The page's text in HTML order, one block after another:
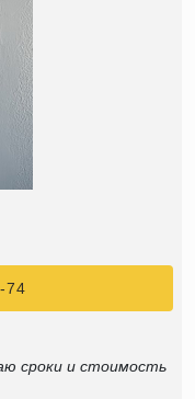
74
сроки и стоимость